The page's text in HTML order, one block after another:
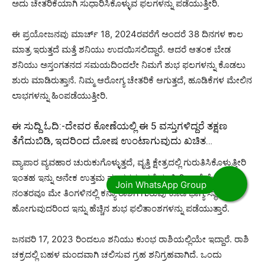
ಅದು ಚೇತರಿಕೆಯಾಗಿ ಸುಧಾರಿಸಿಕೊಳ್ಳುವ ಫಲಗಳನ್ನು ಪಡೆಯುತ್ತೀರಿ.
ಈ ಪ್ರಯೋಜನವು ಮಾರ್ಚ್ 18, 2024ರವರೆಗೆ ಅಂದರೆ 38 ದಿನಗಳ ಕಾಲ
ಮಾತ್ರ ಇರುತ್ತದೆ ಮತ್ತೆ ಶನಿಯು ಉದಯಿಸಲಿದ್ದಾರೆ. ಆದರೆ ಆತಂಕ ಬೇಡ
ಶನಿಯು ಅಸ್ತಂಗತನದ ಸಮಯದಿಂದಲೇ ನಿಮಗೆ ಶುಭ ಫಲಗಳನ್ನು ಕೊಡಲು
ಶುರು ಮಾಡಿರುತ್ತಾನೆ. ನಿಮ್ಮ ಆರೋಗ್ಯ ಚೇತರಿಕೆ ಆಗುತ್ತದೆ, ಹೂಡಿಕೆಗಳ ಮೇಲಿನ
ಲಾಭಗಳನ್ನು ಹಿಂಪಡೆಯುತ್ತೀರಿ.
ಈ ಸುದ್ದಿ ಓದಿ:-ದೇವರ ಕೋಣೆಯಲ್ಲಿ ಈ 5 ವಸ್ತುಗಳಿದ್ದರೆ ತಕ್ಷಣ
ತೆಗೆದುಬಿಡಿ, ಇದರಿಂದ ದೋಷ ಉಂಟಾಗುವುದು ಖಚಿತ…
ವ್ಯಾಪಾರ ವ್ಯವಹಾರ ಚುರುಕುಗೊಳ್ಳುತ್ತದೆ, ವೃತ್ತಿ ಕ್ಷೇತ್ರದಲ್ಲಿ ಗುರುತಿಸಿಕೊಳ್ಳುತ್ತೀರಿ
ಇಂತಹ ಇನ್ನು ಅನೇಕ ಉತ್ತಮ ಫಲಗಳನ್ನು ಪಡೆಯುತ್ತೀರಿ ಹಾಗೆಯೇ
ನಂತರವೂ ಮೇ ತಿಂಗಳಿನಲ್ಲಿ ಕನ್ಯಾ ರಾಶಿಗೆ ಗುರುವು ಕೂಡ ಭಾಗ್ಯ ಸ್ಥಾನಕ್ಕೆ
ಹೋಗುವುದರಿಂದ ಇನ್ನು ಹೆಚ್ಚಿನ ಶುಭ ಫಲಿತಾಂಶಗಳನ್ನು ಪಡೆಯುತ್ತಾರೆ.
ಜನವರಿ 17, 2023 ರಿಂದಲೂ ಶನಿಯು ಕುಂಭ ರಾಶಿಯಲ್ಲಿಯೇ ಇದ್ದಾರೆ. ರಾಶಿ
ಚಕ್ರದಲ್ಲಿ ಬಹಳ ಮಂದವಾಗಿ ಚಲಿಸುವ ಗ್ರಹ ಶನಿಗ್ರಹವಾಗಿದೆ. ಒಂದು